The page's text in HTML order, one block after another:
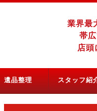
業界最
帯
店頭
遺品整理 スタッフ紹